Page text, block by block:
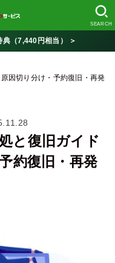
SEARCH
（7,440円相当） ＞
因切り分け・予約復旧・再発
と復旧ガイド
約復旧・再発